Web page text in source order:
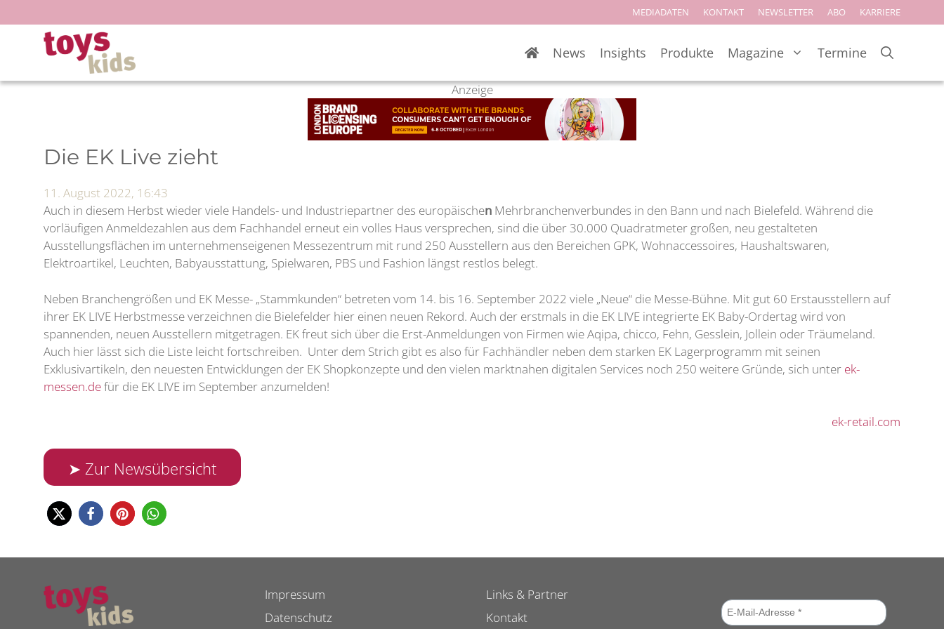
Inhalt
springen
MEDIADATEN KONTAKT NEWSLETTER ABO KARRIERE
News Insights Produkte Magazine Termine
Anzeige
Die EK Live zieht
11. August 2022, 16:43
Auch in diesem Herbst wieder viele Handels- und Industriepartner des europäischen Mehrbranchenverbundes in den Bann und nach Bielefeld. Während die
vorläufigen Anmeldezahlen aus dem Fachhandel erneut ein volles Haus versprechen, sind die über 30.000 Quadratmeter großen, neu gestalteten
Ausstellungsflächen im unternehmenseigenen Messezentrum mit rund 250 Ausstellern aus den Bereichen GPK, Wohnaccessoires, Haushaltswaren,
Elektroartikel, Leuchten, Babyausstattung, Spielwaren, PBS und Fashion längst restlos belegt.
Neben Branchengrößen und EK Messe- „Stammkunden“ betreten vom 14. bis 16. September 2022 viele „Neue“ die Messe-Bühne. Mit gut 60 Erstausstellern auf
ihrer EK LIVE Herbstmesse verzeichnen die Bielefelder hier einen neuen Rekord. Auch der erstmals in die EK LIVE integrierte EK Baby-Ordertag wird von
spannenden, neuen Ausstellern mitgetragen. EK freut sich über die Erst-Anmeldungen von Firmen wie Aqipa, chicco, Fehn, Gesslein, Jollein oder Träumeland.
Auch hier lässt sich die Liste leicht fortschreiben. Unter dem Strich gibt es also für Fachhändler neben dem starken EK Lagerprogramm mit seinen
Exklusivartikeln, den neuesten Entwicklungen der EK Shopkonzepte und den vielen marktnahen digitalen Services noch 250 weitere Gründe, sich unter ek-
messen.defür die EK LIVE im September anzumelden!
ek-retail.com
➤ Zur Newsübersicht
Impressum
Datenschutz
Links & Partner
Kontakt